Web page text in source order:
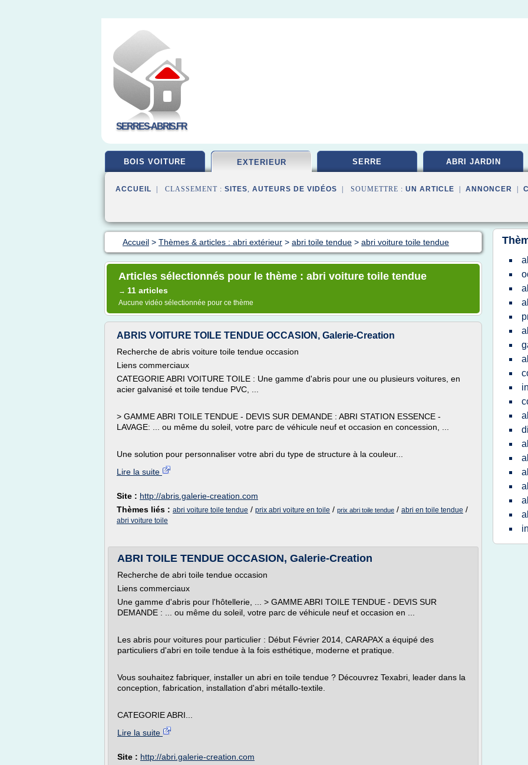
SERRES-ABRIS.FR
BOIS VOITURE EXTERIEUR SERRE ABRI JARDIN
ACCUEIL | CLASSEMENT : SITES, AUTEURS DE VIDÉOS | SOUMETTRE : UN ARTICLE ANNONCER
Accueil > Thèmes & articles : abri extérieur > abri toile tendue > abri voiture toile tendue
Articles sélectionnés pour le thème : abri voiture toile tendue
→ 11 articles
Aucune vidéo sélectionnée pour ce thème
ABRIS VOITURE TOILE TENDUE OCCASION, Galerie-Creation
Recherche de abris voiture toile tendue occasion
Liens commerciaux
CATEGORIE ABRI VOITURE TOILE : Une gamme d'abris pour une ou plusieurs voitures, en
acier galvanisé et toile tendue PVC, ...
> GAMME ABRI TOILE TENDUE - DEVIS SUR DEMANDE : ABRI STATION ESSENCE -
LAVAGE: ... ou même du soleil, votre parc de véhicule neuf et occasion en concession, ...
Une solution pour personnaliser votre abri du type de structure à la couleur...
Lire la suite
Site : http://abris.galerie-creation.com
Thèmes liés : abri voiture toile tendue / prix abri voiture en toile / prix abri toile tendue / abri en toile tendue /
abri voiture toile
ABRI TOILE TENDUE OCCASION, Galerie-Creation
Recherche de abri toile tendue occasion
Liens commerciaux
Une gamme d'abris pour l'hôtellerie, ... > GAMME ABRI TOILE TENDUE - DEVIS SUR
DEMANDE : ... ou même du soleil, votre parc de véhicule neuf et occasion en ...
Les abris pour voitures pour particulier : Début Février 2014, CARAPAX a équipé des
particuliers d'abri en toile tendue à la fois esthétique, moderne et pratique.
Vous souhaitez fabriquer, installer un abri en toile tendue ? Découvrez Texabri, leader dans la
conception, fabrication, installation d'abri métallo-textile.
CATEGORIE ABRI...
Lire la suite
Site : http://abri.galerie-creation.com